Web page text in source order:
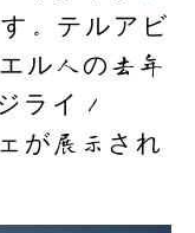
。テルアビ
ル人の去年
ライ／
が展示され